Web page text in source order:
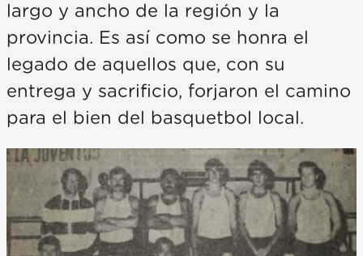
largo y ancho de la región y la
provincia. Es así como se honra el
legado de aquellos que, con su
entrega y sacrificio, forjaron el camino
para el bien del basquetbol local.